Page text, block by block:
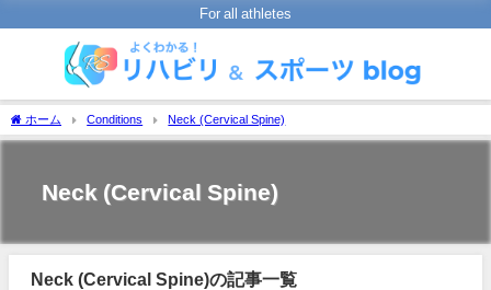
For all athletes
ホーム Conditions Neck (Cervical Spine)
Neck (Cervical Spine)
Neck (Cervical Spine)の記事一覧